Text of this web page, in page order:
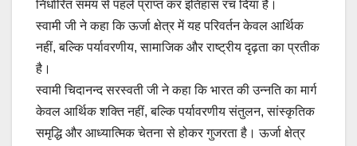
निर्धारित समय से पहले प्राप्त कर इतिहास रच दिया है।
स्वामी जी ने कहा कि ऊर्जा क्षेत्र में यह परिवर्तन केवल आर्थिक
नहीं, बल्कि पर्यावरणीय, सामाजिक और राष्ट्रीय दृढ़ता का प्रतीक
है।
स्वामी चिदानन्द सरस्वती जी ने कहा कि भारत की उन्नति का मार्ग
केवल आर्थिक शक्ति नहीं, बल्कि पर्यावरणीय संतुलन, सांस्कृतिक
समृद्धि और आध्यात्मिक चेतना से होकर गुजरता है। ऊर्जा क्षेत्र